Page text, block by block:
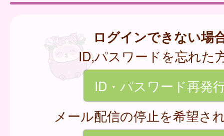
ログインできない場
ID,パスワードを忘れた
ID・パスワード再発
メール配信の停止を希望さ